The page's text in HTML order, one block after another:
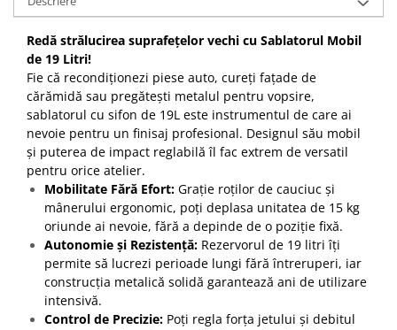
Redă strălucirea suprafețelor vechi cu Sablatorul Mobil
de 19 Litri!
Fie că recondiționezi piese auto, cureți fațade de
cărămidă sau pregătești metalul pentru vopsire,
sablatorul cu sifon de 19L este instrumentul de care ai
nevoie pentru un finisaj profesional. Designul său mobil
și puterea de impact reglabilă îl fac extrem de versatil
pentru orice atelier.
Mobilitate Fără Efort: Grație roților de cauciuc și
mânerului ergonomic, poți deplasa unitatea de 15 kg
oriunde ai nevoie, fără a depinde de o poziție fixă.
Autonomie și Rezistență: Rezervorul de 19 litri îți
permite să lucrezi perioade lungi fără întreruperi, iar
construcția metalică solidă garantează ani de utilizare
intensivă.
Control de Precizie: Poți regla forța jetului și debitul